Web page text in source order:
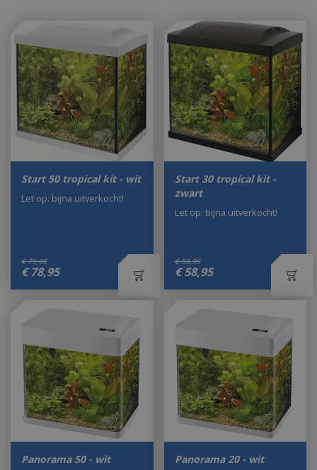
Start 50 tropical kit - wit
€ 79,99
€ 78,95
Let op: bijna uitverkocht!
Start 30 tropical kit -
zwart
€ 59,99
€ 58,95
Let op: bijna uitverkocht!
Panorama 50 - wit Panorama 20 - wit